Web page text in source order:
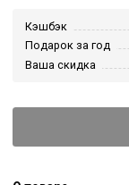
Кэшбэк
Подарок за год
Ваша скидка